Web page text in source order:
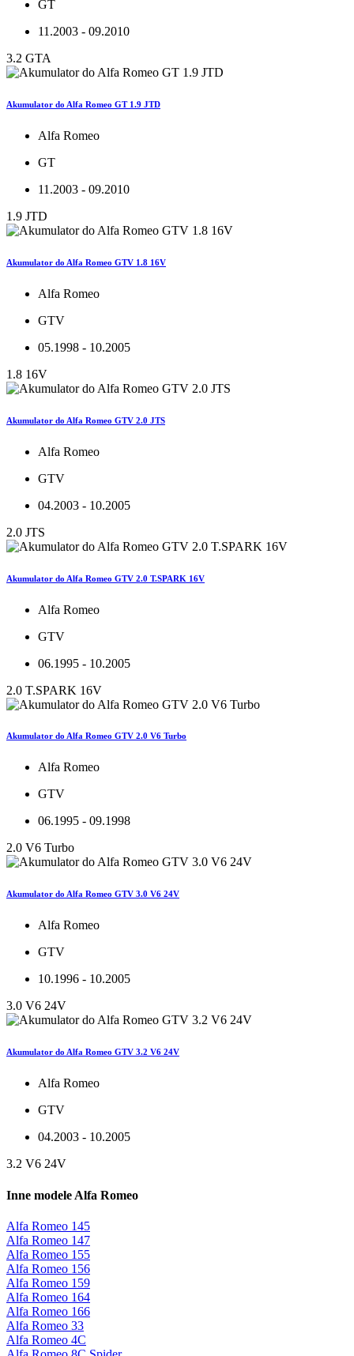
GT
11.2003 - 09.2010
3.2 GTA
Akumulator do Alfa Romeo GT 1.9 JTD
Alfa Romeo
GT
11.2003 - 09.2010
1.9 JTD
Akumulator do Alfa Romeo GTV 1.8 16V
Alfa Romeo
GTV
05.1998 - 10.2005
1.8 16V
Akumulator do Alfa Romeo GTV 2.0 JTS
Alfa Romeo
GTV
04.2003 - 10.2005
2.0 JTS
Akumulator do Alfa Romeo GTV 2.0 T.SPARK 16V
Alfa Romeo
GTV
06.1995 - 10.2005
2.0 T.SPARK 16V
Akumulator do Alfa Romeo GTV 2.0 V6 Turbo
Alfa Romeo
GTV
06.1995 - 09.1998
2.0 V6 Turbo
Akumulator do Alfa Romeo GTV 3.0 V6 24V
Alfa Romeo
GTV
10.1996 - 10.2005
3.0 V6 24V
Akumulator do Alfa Romeo GTV 3.2 V6 24V
Alfa Romeo
GTV
04.2003 - 10.2005
3.2 V6 24V
Inne modele Alfa Romeo
Alfa Romeo 145
Alfa Romeo 147
Alfa Romeo 155
Alfa Romeo 156
Alfa Romeo 159
Alfa Romeo 164
Alfa Romeo 166
Alfa Romeo 33
Alfa Romeo 4C